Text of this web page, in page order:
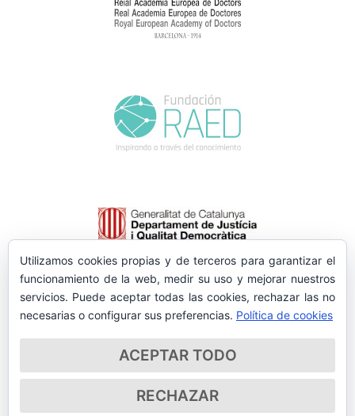
Utilizamos cookies propias y de terceros para garantizar el
funcionamiento de la web, medir su uso y mejorar nuestros
servicios. Puede aceptar todas las cookies, rechazar las no
necesarias o configurar sus preferencias. Política de cookies
ACEPTAR TODO
RECHAZAR